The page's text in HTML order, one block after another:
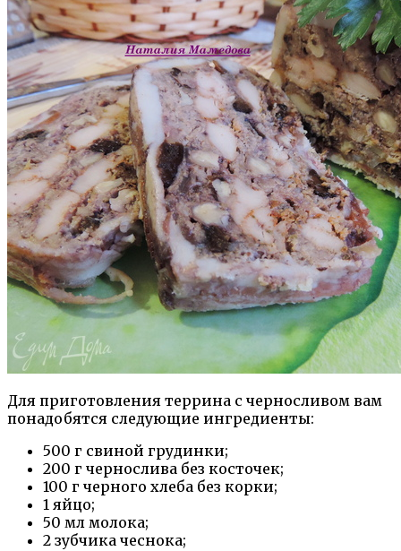
Для приготовления террина с черносливом вам
понадобятся следующие ингредиенты:
500 г свиной грудинки;
200 г чернослива без косточек;
100 г черного хлеба без корки;
1 яйцо;
50 мл молока;
2 зубчика чеснока;